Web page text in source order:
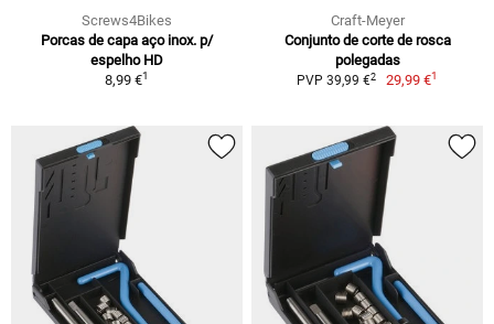
Screws4Bikes
Porcas de capa aço inox. p/
espelho HD
8,99 €1
Craft-Meyer
Conjunto de corte de rosca
polegadas
PVP 39,99 €2 29,99 €1